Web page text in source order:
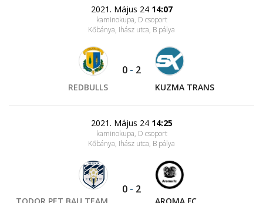
2021. Május 24 14:07
kaminokupa, D csoport
Kőbánya, Ihász utca, B pálya
REDBULLS
0 - 2
KUZMA TRANS
2021. Május 24 14:25
kaminokupa, D csoport
Kőbánya, Ihász utca, B pálya
0 - 2